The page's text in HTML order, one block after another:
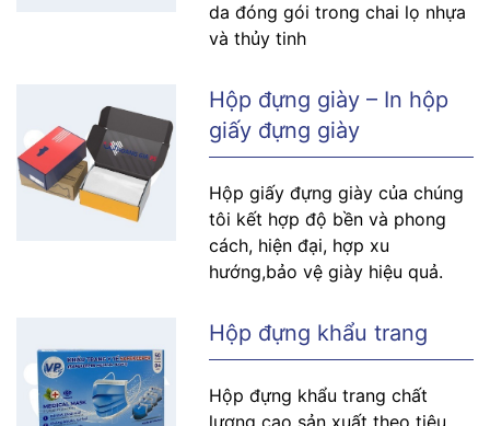
da đóng gói trong chai lọ nhựa
và thủy tinh
Hộp đựng giày – In hộp
giấy đựng giày
Hộp giấy đựng giày của chúng
tôi kết hợp độ bền và phong
cách, hiện đại, hợp xu
hướng,bảo vệ giày hiệu quả.
Hộp đựng khẩu trang
Hộp đựng khẩu trang chất
lượng cao sản xuất theo tiêu